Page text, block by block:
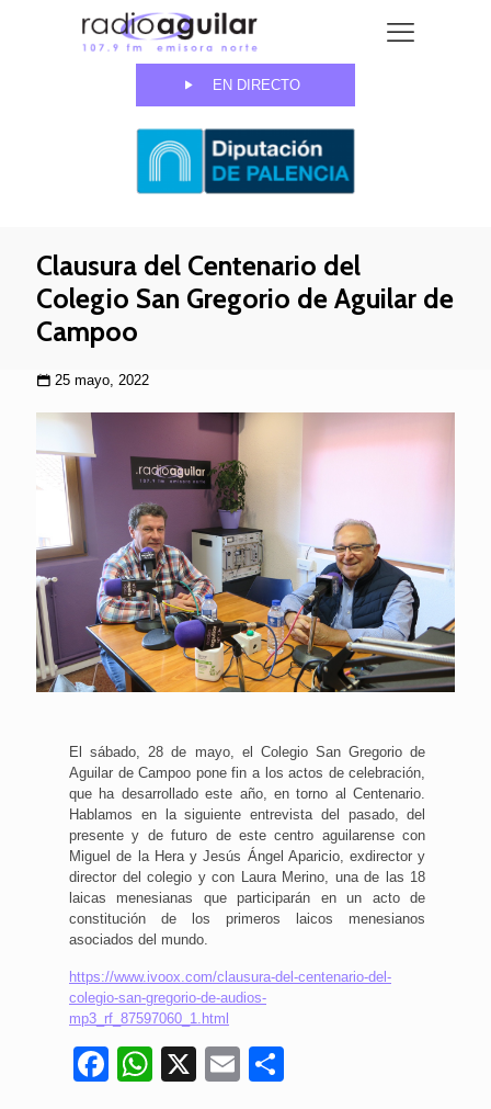
EN DIRECTO
Clausura del Centenario del
Colegio San Gregorio de Aguilar de
Campoo
25 mayo, 2022
El sábado, 28 de mayo, el Colegio San Gregorio de
Aguilar de Campoo pone fin a los actos de celebración,
que ha desarrollado este año, en torno al Centenario.
Hablamos en la siguiente entrevista del pasado, del
presente y de futuro de este centro aguilarense con
Miguel de la Hera y Jesús Ángel Aparicio, exdirector y
director del colegio y con Laura Merino, una de las 18
laicas menesianas que participarán en un acto de
constitución de los primeros laicos menesianos
asociados del mundo.
https://www.ivoox.com/clausura-del-centenario-del-
colegio-san-gregorio-de-audios-
mp3_rf_87597060_1.html
Facebook
WhatsApp
X Email